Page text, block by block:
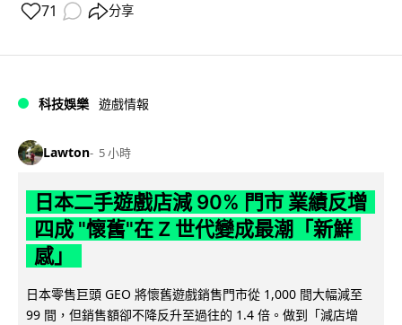
71 分享
科技娛樂 遊戲情報
Lawton 5 小時
日本二手遊戲店減 90% 門市 業績反增
四成 "懷舊"在 Z 世代變成最潮「新鮮
感」
日本零售巨頭 GEO 將懷舊遊戲銷售門市從 1,000 間大幅減至
99 間，但銷售額卻不降反升至過往的 1.4 倍。做到「減店增